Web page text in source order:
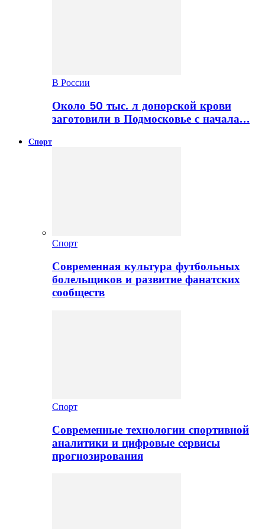
В России
Около 50 тыс. л донорской крови
заготовили в Подмосковье с начала…
Спорт
Спорт
Современная культура футбольных
болельщиков и развитие фанатских
сообществ
Спорт
Современные технологии спортивной
аналитики и цифровые сервисы
прогнозирования